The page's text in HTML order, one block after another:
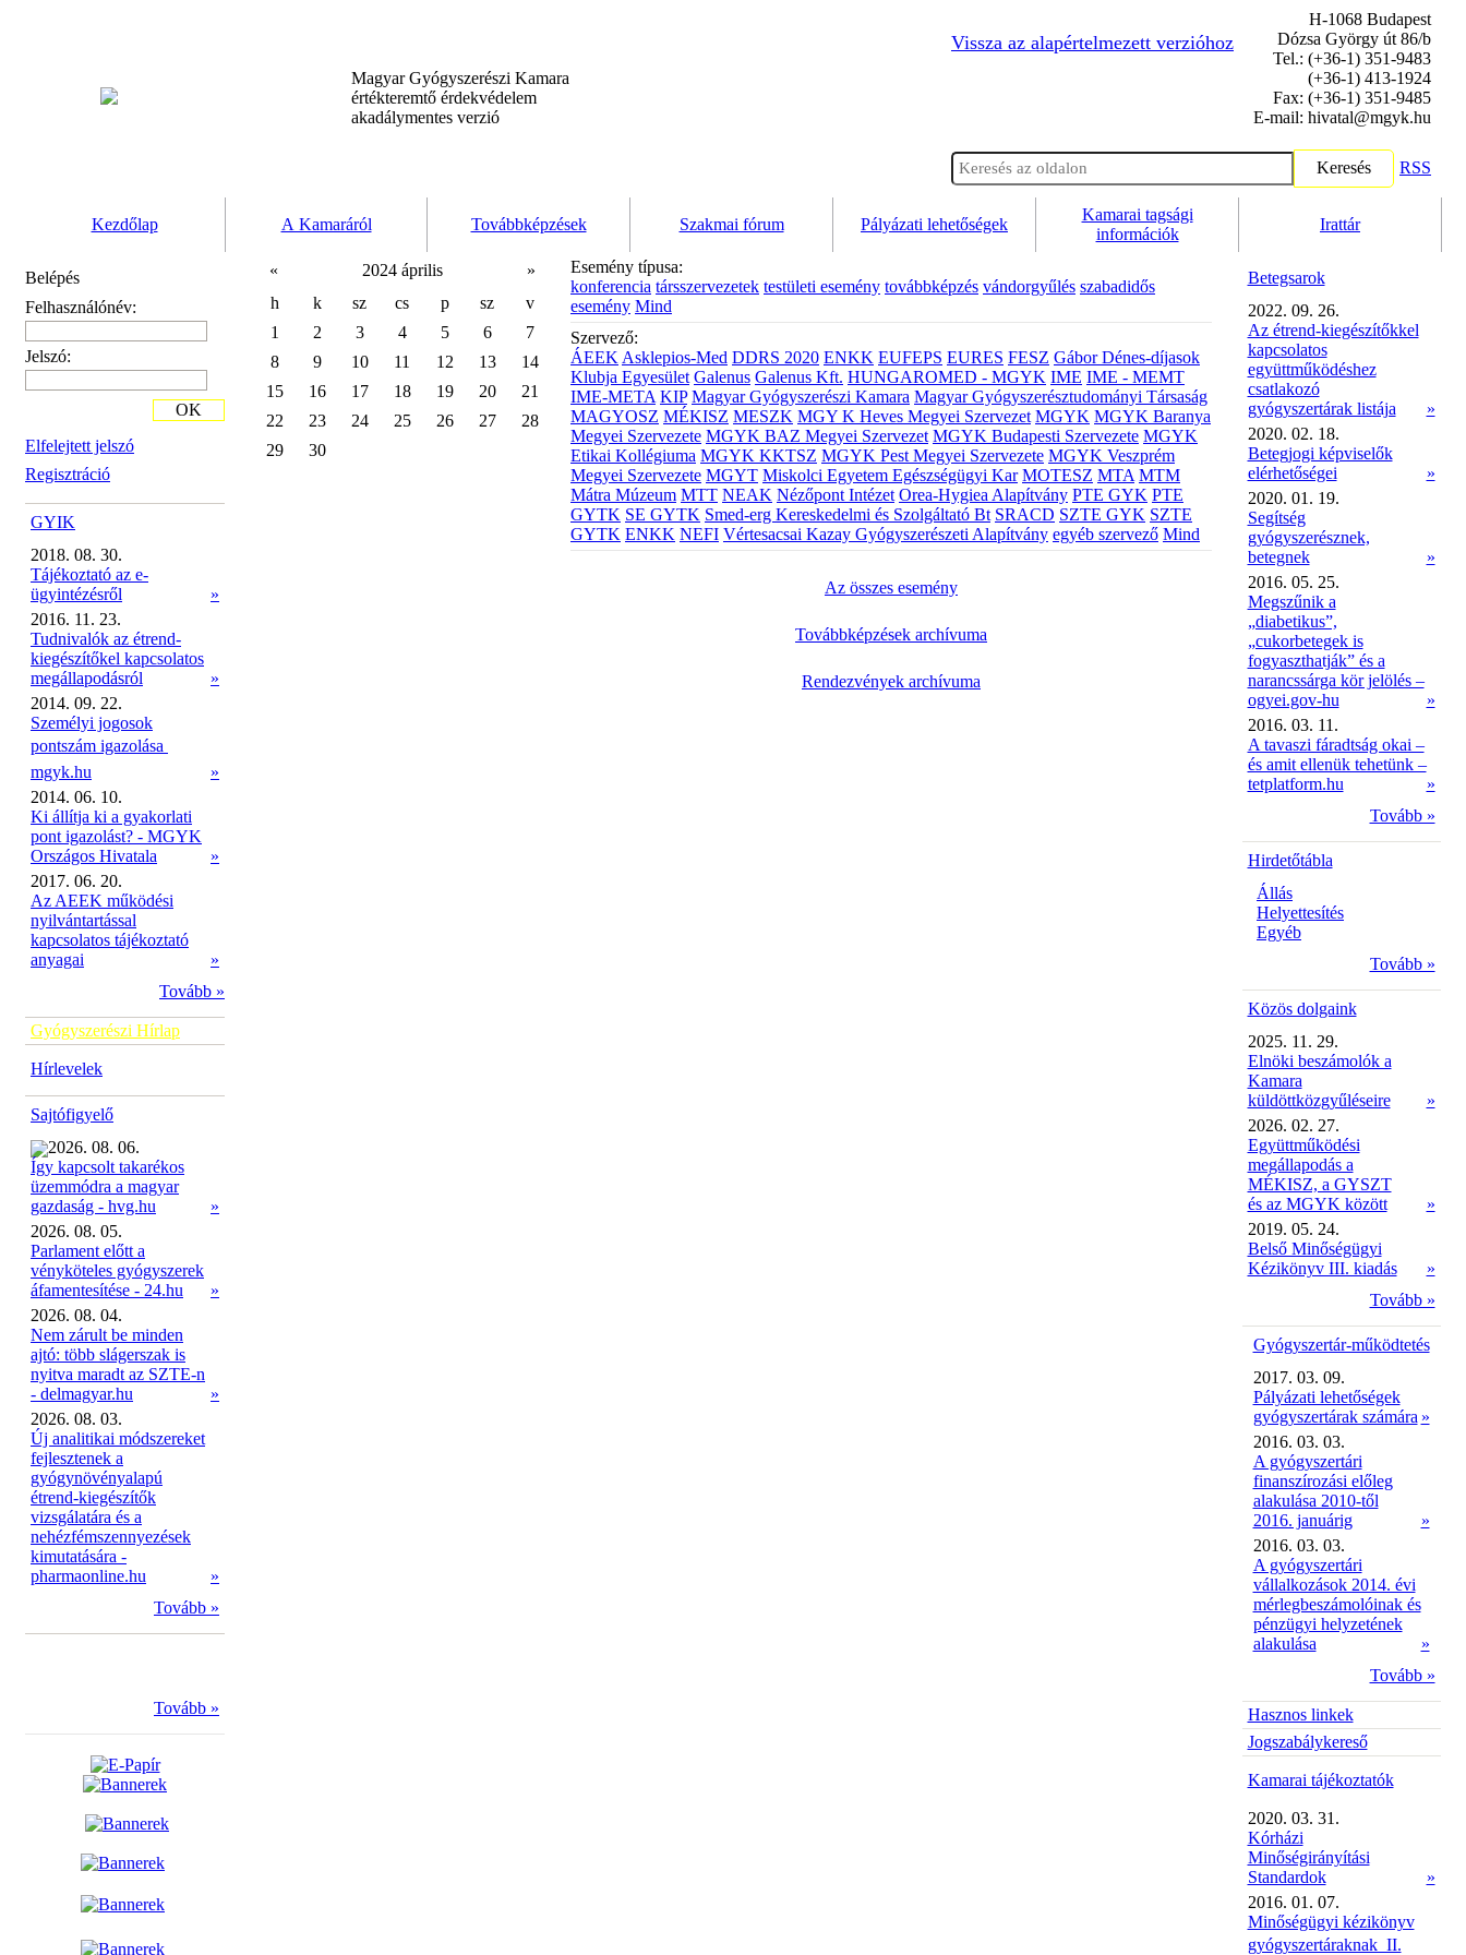
Magyar Gyógyszerészi Kamara
értékteremtő érdekvédelem
akadálymentes verzió
Vissza az alapértelmezett verzióhoz
H-1068 Budapest
Dózsa György út 86/b
Tel.: (+36-1) 351-9483
(+36-1) 413-1924
Fax: (+36-1) 351-9485
E-mail: hivatal@mgyk.hu
Keresés RSS
Kezdőlap A Kamaráról Továbbképzések Szakmai fórum Pályázati lehetőségek
Kamarai tagsági
információk
Irattár
Belépés
Felhasználónév:
Jelszó:
Elfelejtett jelszó
Regisztráció
OK
GYIK
2018. 08. 30.
Tájékoztató az e-
ügyintézésről
»
2016. 11. 23.
Tudnivalók az étrend-
kiegészítőkel kapcsolatos
megállapodásról
»
2014. 09. 22.
Személyi jogosok
pontszám igazolása 
mgyk.hu
»
2014. 06. 10.
Ki állítja ki a gyakorlati
pont igazolást? - MGYK
Országos Hivatala
»
2017. 06. 20.
Az AEEK működési
nyilvántartással
kapcsolatos tájékoztató
anyagai
»
Tovább »
Gyógyszerészi Hírlap
Hírlevelek
Sajtófigyelő
2026. 08. 06.
Így kapcsolt takarékos
üzemmódra a magyar
gazdaság - hvg.hu
»
2026. 08. 05.
Parlament előtt a
vényköteles gyógyszerek
áfamentesítése - 24.hu
»
2026. 08. 04.
Nem zárult be minden
ajtó: több slágerszak is
nyitva maradt az SZTE-n
- delmagyar.hu
»
2026. 08. 03.
Új analitikai módszereket
fejlesztenek a
gyógynövényalapú
étrend-kiegészítők
vizsgálatára és a
nehézfémszennyezések
kimutatására -
pharmaonline.hu
»
Tovább »
Tovább »
« 2024 április
»
h
k sz cs p sz
v
1
2 3 4 5 6
7
8
9 10 11 12 13
14
15
16 17 18 19 20
21
22
23 24 25 26 27
28
29
30
Esemény típusa:
konferencia társszervezetek testületi esemény továbbképzés vándorgyűlés szabadidős
esemény Mind
Szervező:
ÁEEK Asklepios-Med DDRS 2020 ENKK EUFEPS EURES FESZ Gábor Dénes-díjasok
Klubja Egyesület Galenus Galenus Kft. HUNGAROMED - MGYK IME IME - MEMT
IME-META KIP Magyar Gyógyszerészi Kamara Magyar Gyógyszerésztudományi Társaság
MAGYOSZ MÉKISZ MESZK MGY K Heves Megyei Szervezet MGYK MGYK Baranya
Megyei Szervezete MGYK BAZ Megyei Szervezet MGYK Budapesti Szervezete MGYK
Etikai Kollégiuma MGYK KKTSZ MGYK Pest Megyei Szervezete MGYK Veszprém
Megyei Szervezete MGYT Miskolci Egyetem Egészségügyi Kar MOTESZ MTA MTM
Mátra Múzeum MTT NEAK Nézőpont Intézet Orea-Hygiea Alapítvány PTE GYK PTE
GYTK SE GYTK Smed-erg Kereskedelmi és Szolgáltató Bt SRACD SZTE GYK SZTE
GYTK ENKK NEFI Vértesacsai Kazay Gyógyszerészeti Alapítvány egyéb szervező Mind
Az összes esemény
Továbbképzések archívuma
Rendezvények archívuma
Betegsarok
2022. 09. 26.
Az étrend-kiegészítőkkel
kapcsolatos
együttműködéshez
csatlakozó
gyógyszertárak listája
»
2020. 02. 18.
Betegjogi képviselők
elérhetőségei
»
2020. 01. 19.
Segítség
gyógyszerésznek,
betegnek
»
2016. 05. 25.
Megszűnik a
„diabetikus”,
„cukorbetegek is
fogyaszthatják” és a
narancssárga kör jelölés –
ogyei.gov-hu
»
2016. 03. 11.
A tavaszi fáradtság okai –
és amit ellenük tehetünk –
tetplatform.hu
»
Tovább »
Hirdetőtábla
Állás
Helyettesítés
Egyéb
Tovább »
Közös dolgaink
2025. 11. 29.
Elnöki beszámolók a
Kamara
küldöttközgyűléseire
»
2026. 02. 27.
Együttműködési
megállapodás a
MÉKISZ, a GYSZT
és az MGYK között
»
2019. 05. 24.
Belső Minőségügyi
Kézikönyv III. kiadás
»
Tovább »
Gyógyszertár-működtetés
2017. 03. 09.
Pályázati lehetőségek
gyógyszertárak számára »
2016. 03. 03.
A gyógyszertári
finanszírozási előleg
alakulása 2010-től
2016. januárig
»
2016. 03. 03.
A gyógyszertári
vállalkozások 2014. évi
mérlegbeszámolóinak és
pénzügyi helyzetének
alakulása
»
Tovább »
Hasznos linkek
Jogszabálykereső
Kamarai tájékoztatók
2020. 03. 31.
Kórházi
Minőségirányítási
Standardok
»
2016. 01. 07.
Minőségügyi kézikönyv
gyógyszertáraknak  II.